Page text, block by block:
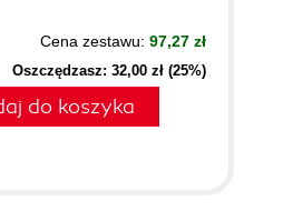
Cena zestawu: 97,27 zł
Oszczędzasz: 32,00 zł (25%)
do koszyka